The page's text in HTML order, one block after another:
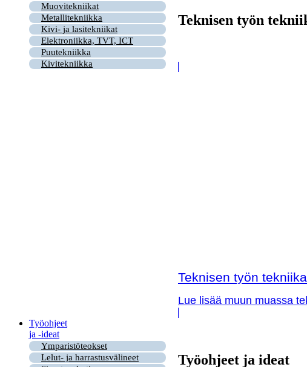
Muovitekniikat
Metallitekniikka
Kivi- ja lasitekniikat
Elektroniikka, TVT, ICT
Puutekniikka
Kivitekniikka
Teknisen työn
Teknisen työn
Lue lisää muun muassa
Työohjeet
ja -ideat
Ymparistöteokset
Lelut- ja harrastusvälineet
Työohjeet ja ideat